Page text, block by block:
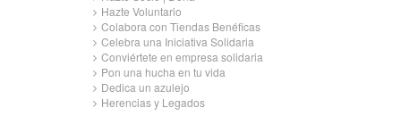
Hazte Voluntario
Colabora con Tiendas Benéficas
Celebra una Iniciativa Solidaria
Conviértete en empresa solidaria
Pon una hucha en tu vida
Dedica un azulejo
Herencias y Legados